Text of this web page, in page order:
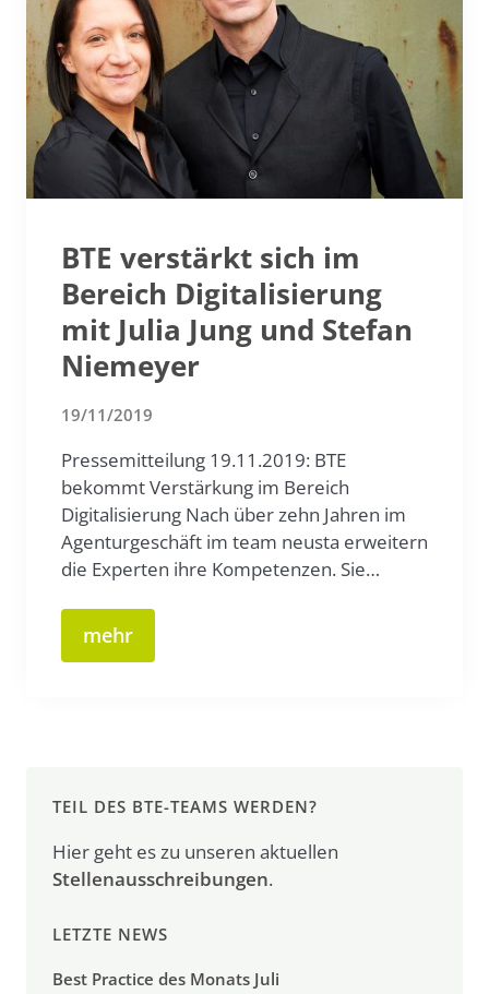
BTE verstärkt sich im
Bereich Digitalisierung
mit Julia Jung und Stefan
Niemeyer
19/11/2019
Pressemitteilung 19.11.2019: BTE
bekommt Verstärkung im Bereich
Digitalisierung Nach über zehn Jahren im
Agenturgeschäft im team neusta erweitern
die Experten ihre Kompetenzen. Sie…
mehr
TEIL DES BTE-TEAMS WERDEN?
Hier geht es zu unseren aktuellen
Stellenausschreibungen.
LETZTE NEWS
Best Practice des Monats Juli